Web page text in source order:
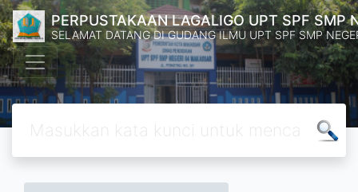
PERPUSTAKAAN LAGALIGO UPT SPF SMP
SELAMAT DATANG DI GUDANG ILMU UPT SPF SMP